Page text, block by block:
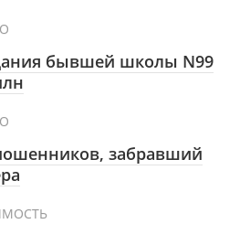
бывшей школы N99
забравший